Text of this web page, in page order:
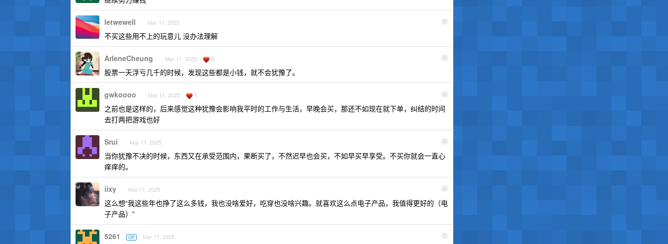
2
letwewell Mar 11, 2025
不买这些用不上的玩意儿 没办法理解
3
ArleneCheung Mar 11, 2025 9
股票一天浮亏几千的时候，发现这些都是小钱，就不会犹豫了。
4
gwkoooo Mar 11, 2025 1
之前也是这样的，后来感觉这种犹豫会影响我平时的工作与生活，早晚会买，那还不如现在就下单，纠结的时间
去打两把游戏也好
5
Srui Mar 11, 2025
当你犹豫不决的时候，东西又在承受范围内，果断买了，不然迟早也会买，不如早买早享受。不买你就会一直心
痒痒的。
6
iixy Mar 11, 2025
这么想“我这些年也挣了这么多钱，我也没啥爱好，吃穿也没啥兴趣。就喜欢这么点电子产品，我值得更好的（电
子产品）”
7
5261 OP Mar 11, 2025